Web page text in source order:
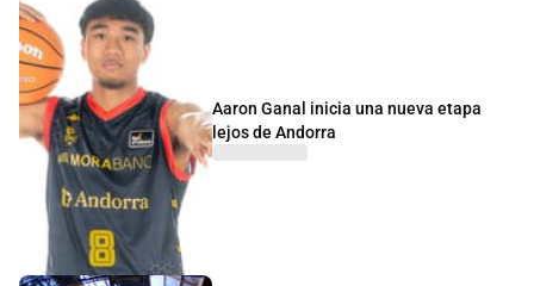
Aaron Ganal inicia una nueva etapa
lejos de Andorra